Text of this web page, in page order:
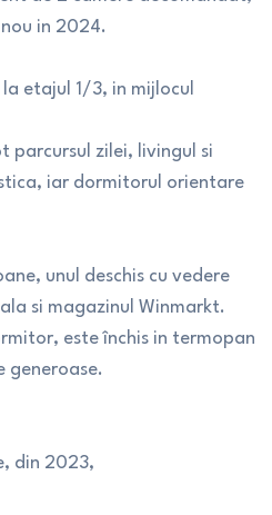
in 2024.
etajul 1/3, in mijlocul
parcursul zilei, livingul si
iar dormitorul orientare
unul deschis cu vedere
si magazinul Winmarkt.
este închis in termopan
generoase.
din 2023,